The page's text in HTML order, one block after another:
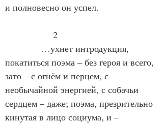
и полновесно он успел.
2
…ухнет интродукция,
покатиться поэма – без героя и всего,
зато – с огнём и перцем, с
необычайной энергией, с собачьи
сердцем – даже; поэма, презрительно
кинутая в лицо социума, и –